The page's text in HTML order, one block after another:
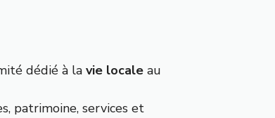
dédié à la vie localeau
patrimoine, services et